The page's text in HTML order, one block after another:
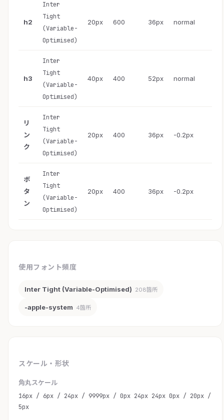
h2
Inter
Tight
(Variable-
Optimised)
20px 600 36px normal
h3
Inter
Tight
(Variable-
Optimised)
40px 400 52px normal
リ
ン
ク
Inter
Tight
(Variable-
Optimised)
20px 400 36px -0.2px
ボ
タ
ン
Inter
Tight
(Variable-
Optimised)
20px 400 36px -0.2px
使用フォント頻度
Inter Tight (Variable-Optimised) 208箇所
-apple-system 4箇所
スケール・形状
角丸スケール
16px / 6px / 24px / 9999px / 0px 24px 24px 0px / 20px /
5px